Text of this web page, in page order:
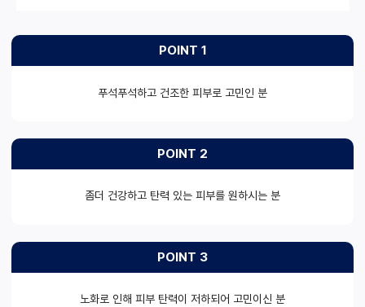
POINT 1
푸석푸석하고 건조한 피부로 고민인 분
POINT 2
좀더 건강하고 탄력 있는 피부를 원하시는 분
POINT 3
노화로 인해 피부 탄력이 저하되어 고민이신 분